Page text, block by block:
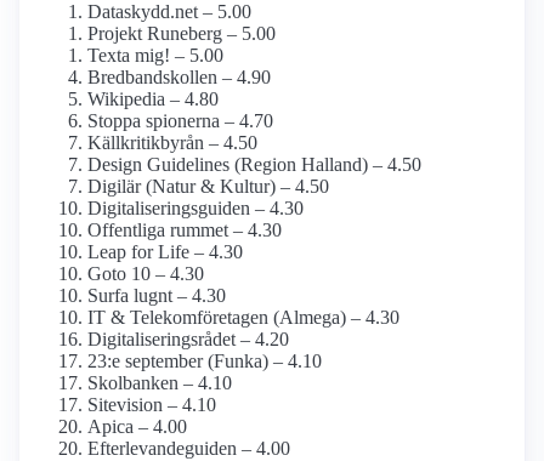
Dataskydd.net – 5.00
Projekt Runeberg – 5.00
Texta mig! – 5.00
Bredbands­kollen – 4.90
Wikipedia – 4.80
Stoppa spionerna – 4.70
Källkritikbyrån – 4.50
Design Guidelines (Region Halland) – 4.50
Digilär (Natur & Kultur) – 4.50
Digitaliseringsguiden – 4.30
Offentliga rummet – 4.30
Leap for Life – 4.30
Goto 10 – 4.30
Surfa lugnt – 4.30
IT & Telekom­företagen (Almega) – 4.30
Digitaliseringsrådet – 4.20
23:e september (Funka) – 4.10
Skolbanken – 4.10
Sitevision – 4.10
Apica – 4.00
Efterlevande­guiden – 4.00